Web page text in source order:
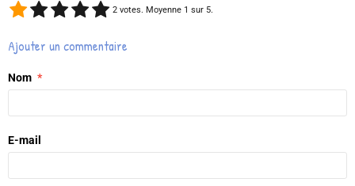
2 votes. Moyenne 1 sur 5.
Ajouter un commentaire
Nom
E-mail